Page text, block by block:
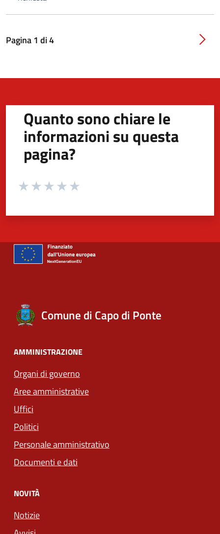
Pagina1 di4
Quanto sono chiare le
informazioni su questa
pagina?
Valuta da 1 a 5 stelle la pagina
Comune di Capo di Ponte
AMMINISTRAZIONE
Organi di governo
Aree amministrative
Uffici
Politici
Personale amministrativo
Documenti e dati
NOVITÀ
Notizie